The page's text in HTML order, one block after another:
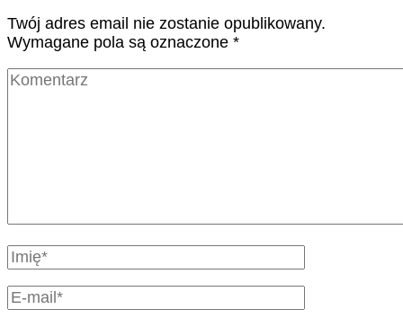
Twój adres email nie zostanie opublikowany.
Wymagane pola są oznaczone *